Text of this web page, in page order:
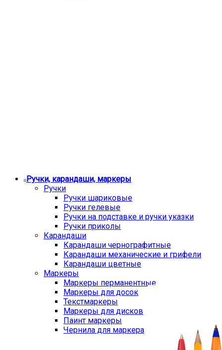
Ручки, карандаши, маркеры
Ручки
Ручки шариковые
Ручки гелевые
Ручки на подставке и ручки указки
Ручки приколы
Карандаши
Карандаши чернографитные
Карандаши механические и грифели
Карандаши цветные
Маркеры
Маркеры перманентные
Маркеры для досок
Текстмаркеры
Маркеры для дисков
Паинт маркеры
Чернила для маркера